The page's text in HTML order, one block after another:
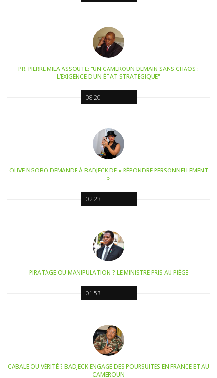
08:20
PR. PIERRE MILA ASSOUTE: "UN CAMEROUN DEMAIN SANS CHAOS :
L’EXIGENCE D’UN ÉTAT STRATÉGIQUE"
02:23
OLIVE NGOBO DEMANDE À BADJECK DE « RÉPONDRE PERSONNELLEMENT
»
01:53
PIRATAGE OU MANIPULATION ? LE MINISTRE PRIS AU PIÈGE
CABALE OU VÉRITÉ ? BADJECK ENGAGE DES POURSUITES EN FRANCE ET AU
CAMEROUN